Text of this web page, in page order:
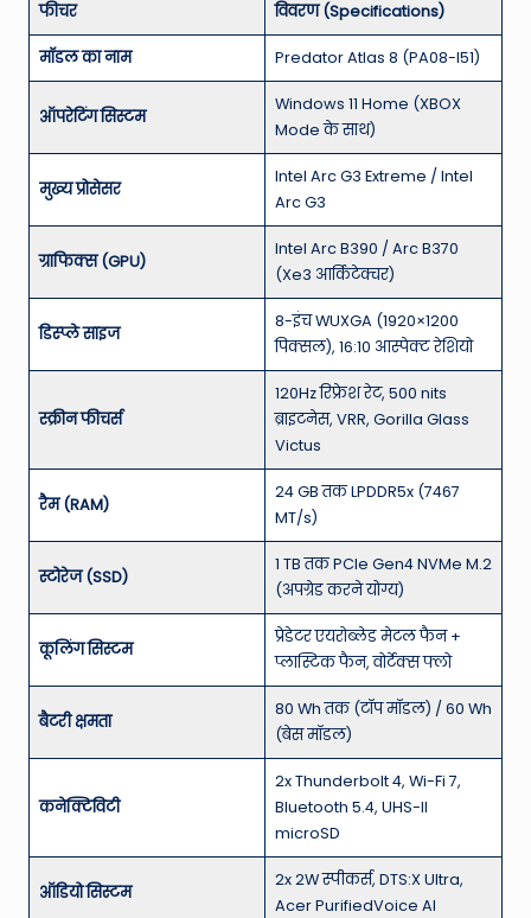
फीचर विवरण (Specifications)
मॉडल का नाम Predator Atlas 8 (PA08-I51)
ऑपरेटिंग सिस्टम
Windows 11 Home (XBOX
Mode के साथ)
मुख्य प्रोसेसर
Intel Arc G3 Extreme / Intel
Arc G3
ग्राफिक्स (GPU)
Intel Arc B390 / Arc B370
(Xe3 आर्किटेक्चर)
डिस्प्ले साइज
8-इंच WUXGA (1920×1200
पिक्सल), 16:10 आस्पेक्ट रेशियो
स्क्रीन फीचर्स
120Hz रिफ्रेश रेट, 500 nits
ब्राइटनेस, VRR, Gorilla Glass
Victus
रैम (RAM)
24 GB तक LPDDR5x (7467
MT/s)
स्टोरेज (SSD)
1 TB तक PCIe Gen4 NVMe M.2
(अपग्रेड करने योग्य)
कूलिंग सिस्टम
प्रेडेटर एयरोब्लेड मेटल फैन +
प्लास्टिक फैन, वोर्टेक्स फ्लो
बैटरी क्षमता
80 Wh तक (टॉप मॉडल) / 60 Wh
(बेस मॉडल)
कनेक्टिविटी
2x Thunderbolt 4, Wi-Fi 7,
Bluetooth 5.4, UHS-II
microSD
ऑडियो सिस्टम
2x 2W स्पीकर्स, DTS:X Ultra,
Acer PurifiedVoice AI